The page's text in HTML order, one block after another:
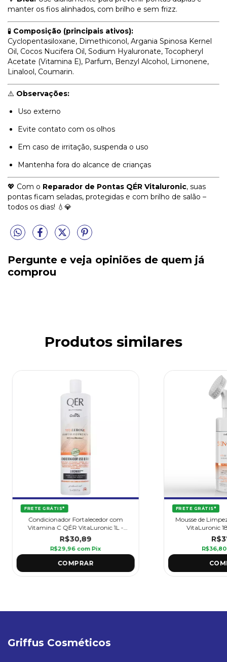
manter os fios alinhados, com brilho e sem frizz.
🧪 Composição (principais ativos):
Cyclopentasiloxane, Dimethiconol, Argania Spinosa Kernel
Oil, Cocos Nucifera Oil, Sodium Hyaluronate, Tocopheryl
Acetate (Vitamina E), Parfum, Benzyl Alcohol, Limonene,
Linalool, Coumarin.
⚠️ Observações:
Uso externo
Evite contato com os olhos
Em caso de irritação, suspenda o uso
Mantenha fora do alcance de crianças
💖 Com o Reparador de Pontas QÉR Vitaluronic, suas
pontas ficam seladas, protegidas e com brilho de salão –
todos os dias! 💧💎
Pergunte e veja opiniões de quem já
comprou
Produtos similares
FRETE GRÁTIS*
Condicionador Fortalecedor com
Vitamina C QÉR VitaLuronic 1L -
Griffus
R$30,89
R$29,96 com Pix
FRETE GRÁTIS*
Mousse de
VitaLuronic
Griffus Cosméticos